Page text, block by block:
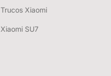
Trucos Xiaomi
Xiaomi SU7